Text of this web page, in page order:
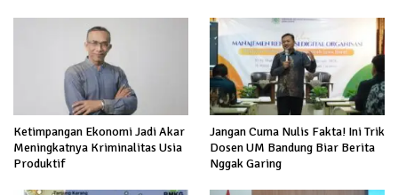
Ketimpangan Ekonomi Jadi Akar
Meningkatnya Kriminalitas Usia
Produktif
Jangan Cuma Nulis Fakta! Ini Trik
Dosen UM Bandung Biar Berita
Nggak Garing